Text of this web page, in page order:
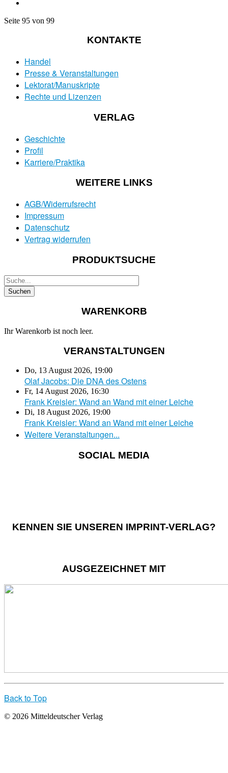
Seite 95 von 99
KONTAKTE
Handel
Presse & Veranstaltungen
Lektorat/Manuskripte
Rechte und Lizenzen
VERLAG
Geschichte
Profil
Karriere/Praktika
WEITERE LINKS
AGB/Widerrufsrecht
Impressum
Datenschutz
Vertrag widerrufen
PRODUKTSUCHE
WARENKORB
Ihr Warenkorb ist noch leer.
VERANSTALTUNGEN
Do, 13 August 2026, 19:00
Olaf Jacobs: Die DNA des Ostens
Fr, 14 August 2026, 16:30
Frank Kreisler: Wand an Wand mit einer Leiche
Di, 18 August 2026, 19:00
Frank Kreisler: Wand an Wand mit einer Leiche
Weitere Veranstaltungen...
SOCIAL MEDIA
KENNEN SIE UNSEREN IMPRINT-VERLAG?
AUSGEZEICHNET MIT
Back to Top
© 2026 Mitteldeutscher Verlag